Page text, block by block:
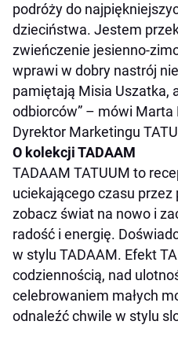
podróży do
dzieciństwa. Jestem
zwieńczenie jesienno-
wprawi w dobry nastrój
pamiętają Misia Uszatka,
odbiorców” – mówi Marta
Dyrektor Marketingu
O kolekcji TADAAM
TADAAM TATUUM to
uciekającego czasu
zobacz świat na nowo i
radość i energię.
w stylu TADAAM. Efekt
codziennością, nad
celebrowaniem małych
odnaleźć chwile w stylu